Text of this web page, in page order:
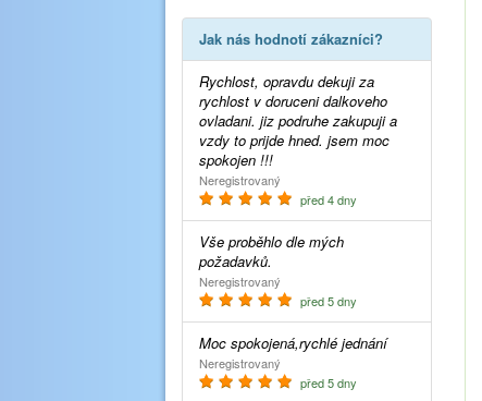
Jak nás hodnotí zákazníci?
Rychlost, opravdu dekuji za
rychlost v doruceni dalkoveho
ovladani. jiz podruhe zakupuji a
vzdy to prijde hned. jsem moc
spokojen !!!
Neregistrovaný
před 4 dny
Vše proběhlo dle mých
požadavků.
Neregistrovaný
před 5 dny
Moc spokojená,rychlé jednání
Neregistrovaný
před 5 dny